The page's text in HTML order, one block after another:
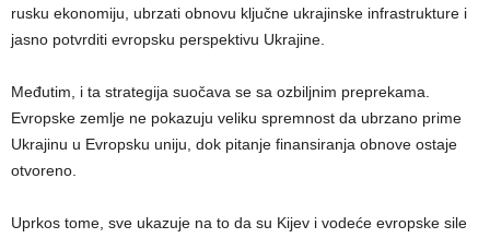
rusku ekonomiju, ubrzati obnovu ključne ukrajinske infrastrukture i
jasno potvrditi evropsku perspektivu Ukrajine.
Međutim, i ta strategija suočava se sa ozbiljnim preprekama.
Evropske zemlje ne pokazuju veliku spremnost da ubrzano prime
Ukrajinu u Evropsku uniju, dok pitanje finansiranja obnove ostaje
otvoreno.
Uprkos tome, sve ukazuje na to da su Kijev i vodeće evropske sile